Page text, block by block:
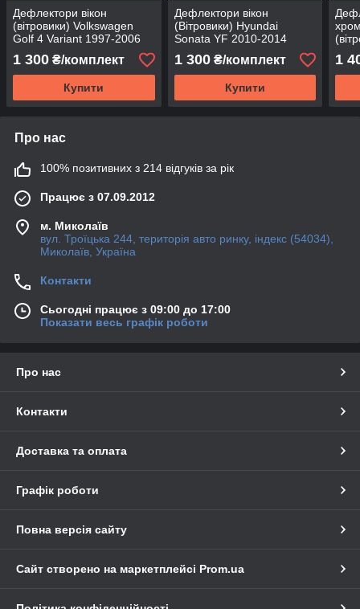
Дефлектори вікон
(вітровики) Volkswagen
Golf 4 Variant 1997-2006
(Hic)
1 300 ₴/комплект
Купити
Дефлектори вікон
(Вітровики) Hyundai
Sonata YF 2010-2014
(EGR/Австралія)
1 300₴/комплект
Купити
1
Про нас
100% позитивних з 214 відгуків за рік
Працює з 07.09.2012
м. Миколаїв
вул. Троїцька 244, територія авто ринку, індекс (54034),
Миколаїв, Україна
Контакти
Сьогодні працює з 09:00 до 17:00
Показати весь графік роботи
Про нас
Контакти
Доставка та оплата
Графік роботи
Повна версія сайту
Сайт створено на маркетплейсі Prom.ua